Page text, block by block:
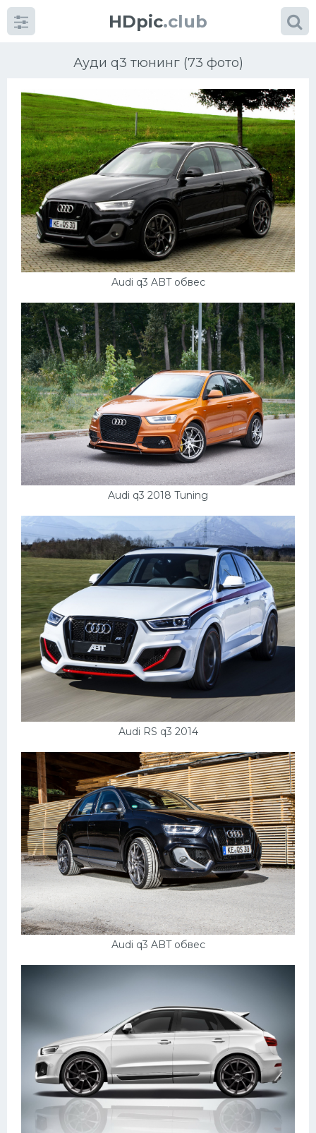
HDpic.club
Ауди q3 тюнинг (73 фото)
Audi q3 ABT обвес
Audi q3 2018 Tuning
Audi RS q3 2014
Audi q3 ABT обвес
Категории
Разное
Автомобили
Красивые фото машин
Ниссан
Пежо
Ауди
Гараж
Русские авто
Вольво
БМВ
Сузуки
Мерседес
Фольксваген
Лексус
Дэу
Скания
Форд
Джили
Кавасаки
Инфинити
ЛУАЗ
Фиат
Ситроен
Субару
Опель
Подводные лодки
Крайслер
Порше
Самолеты
Корабли